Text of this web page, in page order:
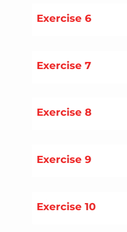
Exercise 6
Exercise 7
Exercise 8
Exercise 9
Exercise 10